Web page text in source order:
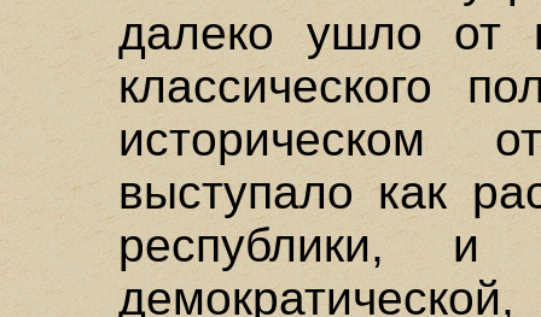
далеко ушло от
классического
историческом
выступало как
республики, и